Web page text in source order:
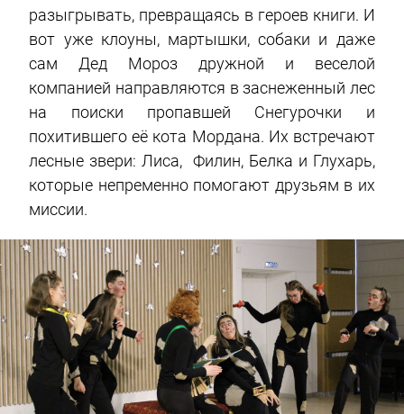
разыгрывать, превращаясь в героев книги. И
вот уже клоуны, мартышки, собаки и даже
сам Дед Мороз дружной и веселой
компанией направляются в заснеженный лес
на поиски пропавшей Снегурочки и
похитившего её кота Мордана. Их встречают
лесные звери: Лиса, Филин, Белка и Глухарь,
которые непременно помогают друзьям в их
миссии.